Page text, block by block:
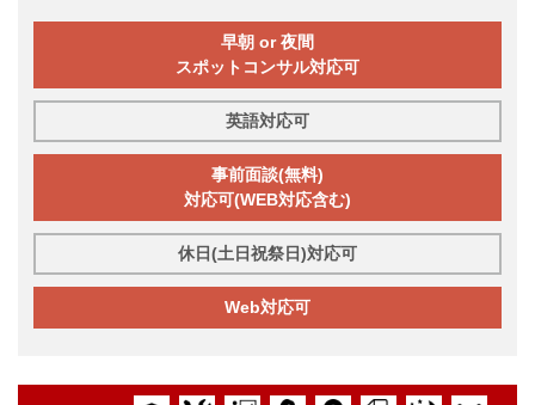
早朝 or 夜間
スポットコンサル対応可
英語対応可
事前面談(無料)
対応可(WEB対応含む)
休日(土日祝祭日)対応可
Web対応可